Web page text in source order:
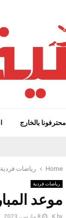
محترفونا بالخارج
Home رياضات فردية
رياضات فردية
موعد
by
K 8 مارس، 2023